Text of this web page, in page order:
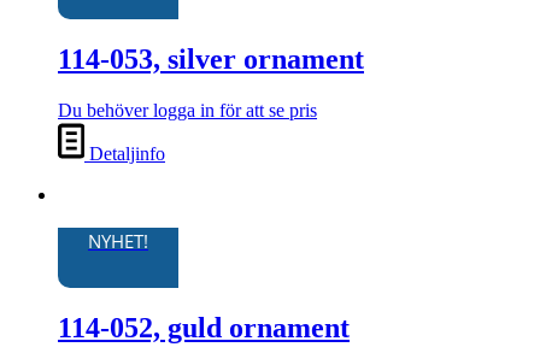
114-053, silver ornament
Du behöver logga in för att se pris
Detaljinfo
NYHET!
114-052, guld ornament